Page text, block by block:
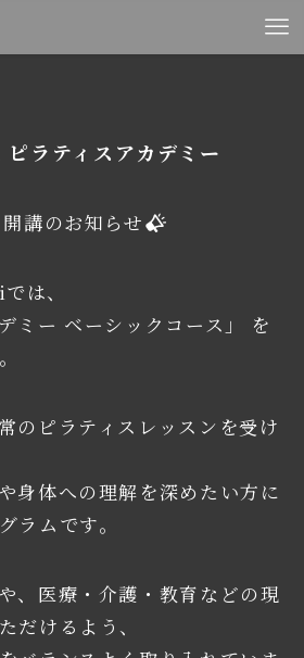
ラティスアカデミー
講のお知らせ
は、
ミー ベーシックコース」 を
のピラティスレッスンを受け
身体への理解を深めたい方に
ラムです。
、医療・介護・教育などの現
だけるよう、